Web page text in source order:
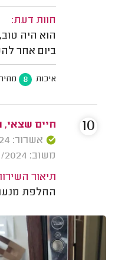
חוות דעת:
הוא היה
ביום אחר
איכות 8 מחיר
חיים שצאי,
אשרור: 12/07/2024
משוב: 22/03/2024
תיאור
החלפת
10